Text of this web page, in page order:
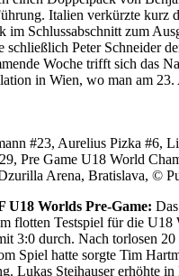
Italien verkürzte kurz
im Schlussabschnitt zum
schließlich Peter Schneider
Woche trifft sich das
in Wien, wo man am 23.
#23, Aurelius Pizka #6,
Pre Game U18 World
Arena, Bratislava, ©
U18 Worlds Pre-Game:
flotten Testspiel für die U18
3:0 durch. Nach torlosen
Spiel hatte sorgte Tim
Lukas Steihauser erhöhte